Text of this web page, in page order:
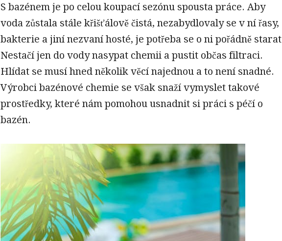
S bazénem je po celou koupací sezónu spousta práce. Aby
voda zůstala stále křišťálově čistá, nezabydlovaly se v ní řasy,
bakterie a jiní nezvaní hosté, je potřeba se o ni pořádně
Nestačí jen do vody nasypat chemii a pustit občas filtraci.
Hlídat se musí hned několik věcí najednou a to není snadné.
Výrobci bazénové chemie se však snaží vymyslet takové
prostředky, které nám pomohou usnadnit si práci s péčí o
bazén.